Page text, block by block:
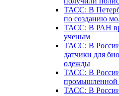
ТАСС: В
по созданию
ТАСС: В РАН
ученым
ТАСС: В России
датчики для
одежды
ТАСС: В России
ТАСС: В